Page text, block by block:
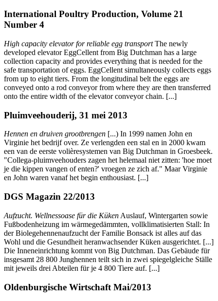
International Poultry Production, Volume 21
Number 4
High capacity elevator for reliable egg transportThe newly
developed elevator EggCellent from Big Dutchman has a large
collection capacity and provides everything that is needed for the
safe transportation of eggs. EggCellent simultaneously collects eggs
from up to eight tiers. From the longitudinal belt the eggs are
conveyed onto a rod conveyor from where they are then transferred
onto the entire width of the elevator conveyor chain. [...]
Pluimveehouderij, 31 mei 2013
Hennen en druiven grootbrengen [...) In 1999 namen John en
Virginie het bedrijf over. Ze verlengden een stal en in 2000 kwam
een van de eerste volièresystemen van Big Dutchman in Groesbeek.
"Collega-pluimveehouders zagen het helemaal niet zitten: 'hoe moet
je die kippen vangen of enten?' vroegen ze zich af." Maar Virginie
en John waren vanaf het begin enthousiast. [...]
DGS Magazin 22/2013
Aufzucht. Wellnessoase für die Küken Auslauf, Wintergarten sowie
Fußbodenheizung im wärmegedämmten, vollklimatisierten Stall: In
der Biolegehennenaufzucht der Familie Bonsack ist alles auf das
Wohl und die Gesundheit heranwachsender Küken ausgerichtet. [...]
Die Inneneinrichtung kommt von Big Dutchman. Das Gebäude für
insgesamt 28 800 Junghennen teilt sich in zwei spiegelgleiche Ställe
mit jeweils drei Abteilen für je 4 800 Tiere auf. [...]
Oldenburgische Wirtschaft Mai/2013